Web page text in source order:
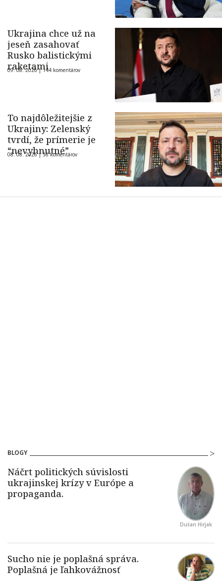
Ukrajina chce už na
jeseň zasahovať
Rusko balistickými
raketami
09. 08. 2026 |144 komentárov
To najdôležitejšie z
Ukrajiny: Zelenský
tvrdí, že prímerie je
“nevyhnutné”
08. 08. 2026 |36 komentárov
BLOGY
Dušan Hirjak